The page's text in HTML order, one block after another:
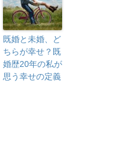
既婚と未婚、ど
ちらが幸せ？既
婚歴20年の私が
思う幸せの定義